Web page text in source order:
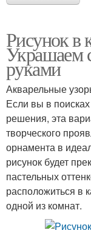
Рисунок в
Украшаем
руками
Акварельные
Если вы в
решения, эта
творческого
орнамента в
рисунок будет
пастельных
расположиться в
одной из комнат.